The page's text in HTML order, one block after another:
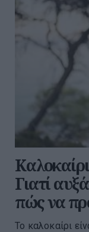
Γιατί
πώς να
Το καλοκαίρι